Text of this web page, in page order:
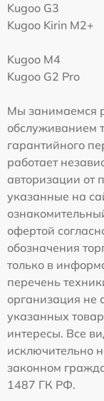
Kugoo G3
Kugoo Kirin M2+
Kugoo M4
Kugoo G2 Pro
Мы занимаемся
обслуживанием
гарантийного
работает
авторизации от
указанные на
офертой
обозначения
только в
перечень
организация
указанных
интересы. Все
исключительно
законном
1487 ГК РФ.